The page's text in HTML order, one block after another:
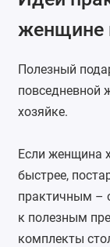
женщине
Полезный
повседневной
хозяйке.
Если женщина
быстрее,
практичным –
к полезным
комплекты